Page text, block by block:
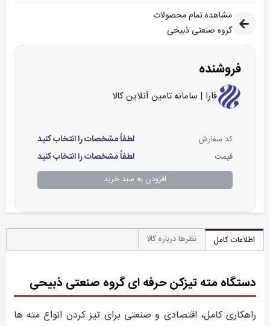
مشاهده تمام محصولات
گروه صنعتی ذبیحی
فروشنده
فارا | سامانه تامین آنلاین کالا
کد سفارش لطفاً مشخصات را انتخاب کنید
قیمت لطفاً مشخصات را انتخاب کنید
افزودن به سبد خرید
اطلاعات کامل نظرها درباره کالا
دستگاه مته تیزکن حرفه ای گروه صنعتی ذبیحی
راهکاری کامل، اقتصادی و صنعتی برای تیز کردن انواع مته ها